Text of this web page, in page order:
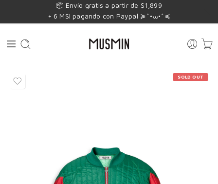
📦 Envío gratis a partir de $1,899
+ 6 MSI pagando con Paypal ≽^•⩊•^≼
SOLD OUT